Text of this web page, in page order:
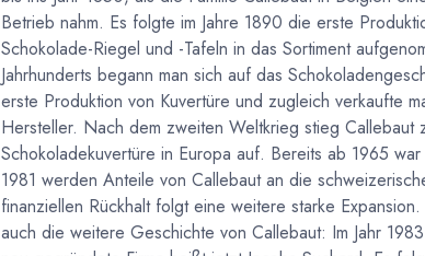
Betrieb nahm. Es folgte im Jahre 1890 die erste
Schokolade-Riegel und -Tafeln in das Sortiment
Jahrhunderts begann man sich auf das
erste Produktion von Kuvertüre und zugleich verkaufte
Hersteller. Nach dem zweiten Weltkrieg stieg
Schokoladekuvertüre in Europa auf. Bereits ab 1965
1981 werden Anteile von Callebaut an die
finanziellen Rückhalt folgt eine weitere starke
auch die weitere Geschichte von Callebaut: Im Jahr